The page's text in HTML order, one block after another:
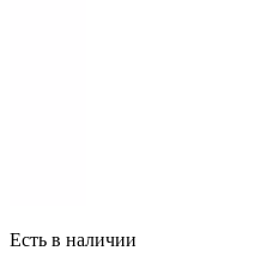
Есть в наличии